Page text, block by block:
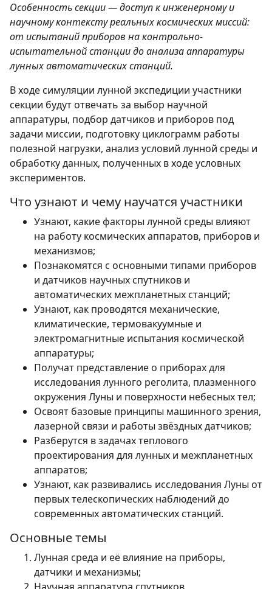
Особенность секции — доступ к инженерному и
научному контексту реальных космических миссий:
от испытаний приборов на контрольно-
испытательной станции до анализа аппаратуры
лунных автоматических станций.
В ходе симуляции лунной экспедиции участники
секции будут отвечать за выбор научной
аппаратуры, подбор датчиков и приборов под
задачи миссии, подготовку циклограмм работы
полезной нагрузки, анализ условий лунной среды и
обработку данных, полученных в ходе условных
экспериментов.
Что узнают и чему научатся участники
Узнают, какие факторы лунной среды влияют
на работу космических аппаратов, приборов и
механизмов;
Познакомятся с основными типами приборов
и датчиков научных спутников и
автоматических межпланетных станций;
Узнают, как проводятся механические,
климатические, термовакуумные и
электромагнитные испытания космической
аппаратуры;
Получат представление о приборах для
исследования лунного реголита, плазменного
окружения Луны и поверхности небесных тел;
Освоят базовые принципы машинного зрения,
лазерной связи и работы звёздных датчиков;
Разберутся в задачах теплового
проектирования для лунных и межпланетных
аппаратов;
Узнают, как развивались исследования Луны от
первых телескопических наблюдений до
современных автоматических станций.
Основные темы
Лунная среда и её влияние на приборы,
датчики и механизмы;